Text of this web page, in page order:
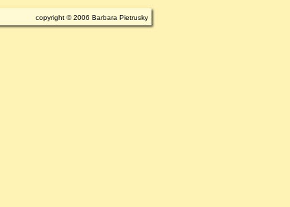
copyright © 2006 Barbara Pietrusky